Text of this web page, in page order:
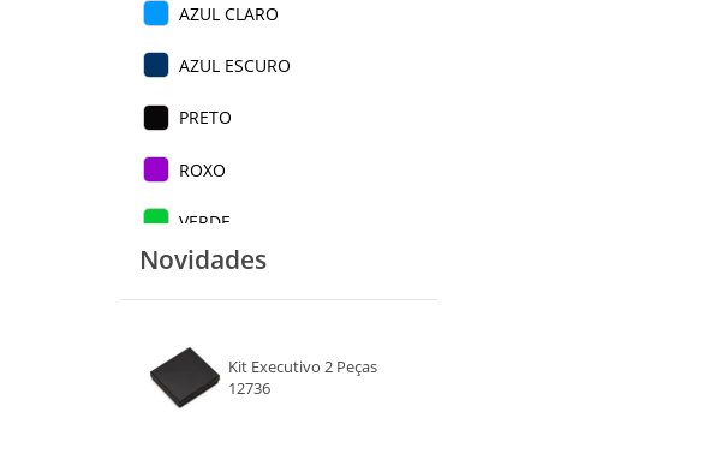
AZUL CLARO
AZUL ESCURO
PRETO
ROXO
VERDE
VERMELHO
Novidades
Kit Executivo 2 Peças
12736